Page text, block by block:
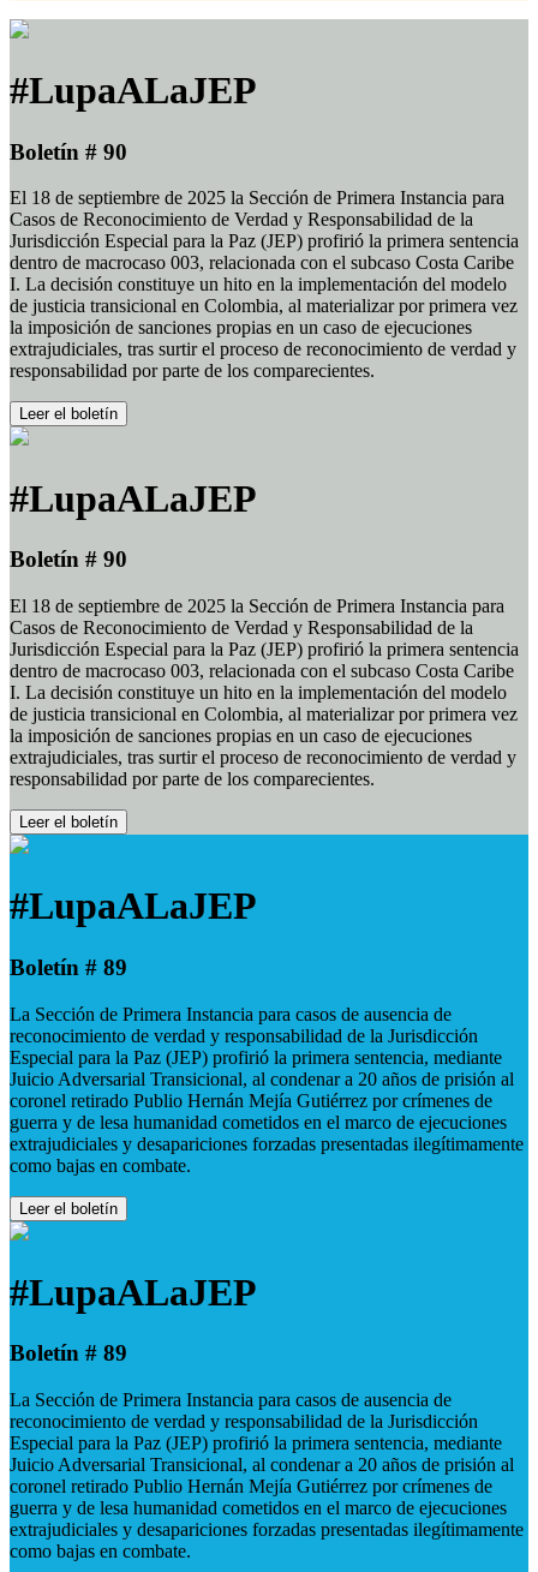
#LupaALaJEP
Boletín # 90
El 18 de septiembre de 2025 la Sección de Primera Instancia para
Casos de Reconocimiento de Verdad y Responsabilidad de la
Jurisdicción Especial para la Paz (JEP) profirió la primera sentencia
dentro de macrocaso 003, relacionada con el subcaso Costa Caribe
I. La decisión constituye un hito en la implementación del modelo
de justicia transicional en Colombia, al materializar por primera vez
la imposición de sanciones propias en un caso de ejecuciones
extrajudiciales, tras surtir el proceso de reconocimiento de verdad y
responsabilidad por parte de los comparecientes.
Leer el boletín
#LupaALaJEP
Boletín # 90
El 18 de septiembre de 2025 la Sección de Primera Instancia para
Casos de Reconocimiento de Verdad y Responsabilidad de la
Jurisdicción Especial para la Paz (JEP) profirió la primera sentencia
dentro de macrocaso 003, relacionada con el subcaso Costa Caribe
I. La decisión constituye un hito en la implementación del modelo
de justicia transicional en Colombia, al materializar por primera vez
la imposición de sanciones propias en un caso de ejecuciones
extrajudiciales, tras surtir el proceso de reconocimiento de verdad y
responsabilidad por parte de los comparecientes.
Leer el boletín
#LupaALaJEP
Boletín # 89
La Sección de Primera Instancia para casos de ausencia de
reconocimiento de verdad y responsabilidad de la Jurisdicción
Especial para la Paz (JEP) profirió la primera sentencia, mediante
Juicio Adversarial Transicional, al condenar a 20 años de prisión al
coronel retirado Publio Hernán Mejía Gutiérrez por crímenes de
guerra y de lesa humanidad cometidos en el marco de ejecuciones
extrajudiciales y desapariciones forzadas presentadas ilegítimamente
como bajas en combate.
Leer el boletín
#LupaALaJEP
Boletín # 89
La Sección de Primera Instancia para casos de ausencia de
reconocimiento de verdad y responsabilidad de la Jurisdicción
Especial para la Paz (JEP) profirió la primera sentencia, mediante
Juicio Adversarial Transicional, al condenar a 20 años de prisión al
coronel retirado Publio Hernán Mejía Gutiérrez por crímenes de
guerra y de lesa humanidad cometidos en el marco de ejecuciones
extrajudiciales y desapariciones forzadas presentadas ilegítimamente
como bajas en combate.